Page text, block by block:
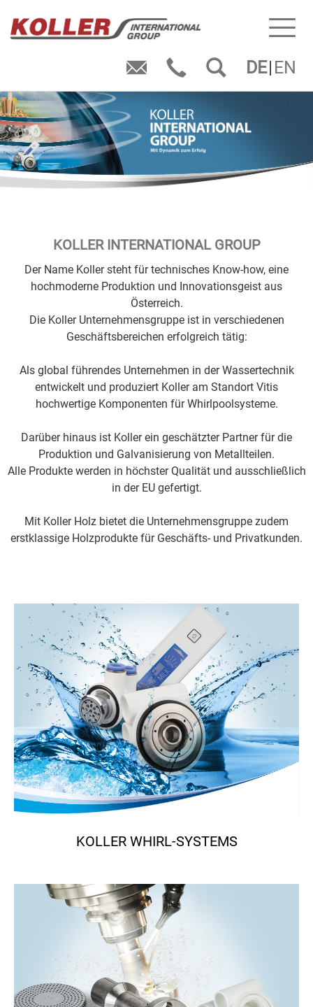
DE EN
KOLLER INTERNATIONAL GROUP
Der Name Koller steht für technisches Know-how, eine
hochmoderne Produktion und Innovationsgeist aus
Österreich.
Die Koller Unternehmensgruppe ist in verschiedenen
Geschäftsbereichen erfolgreich tätig:
Als global führendes Unternehmen in der Wassertechnik
entwickelt und produziert Koller am Standort Vitis
hochwertige Komponenten für Whirlpoolsysteme.
Darüber hinaus ist Koller ein geschätzter Partner für die
Produktion und Galvanisierung von Metallteilen.
Alle Produkte werden in höchster Qualität und ausschließlich
in der EU gefertigt.
Mit Koller Holz bietet die Unternehmensgruppe zudem
erstklassige Holzprodukte für Geschäfts- und Privatkunden.
KOLLER WHIRL-SYSTEMS